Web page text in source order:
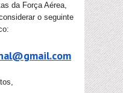
da Força Aérea,
o seguinte